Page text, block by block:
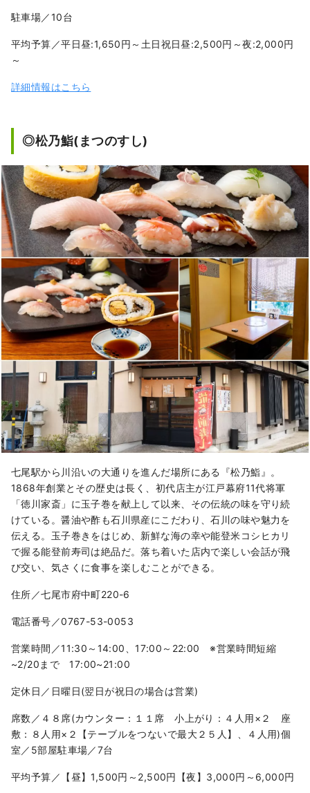
駐車場／10台
平均予算／平日昼:1,650円～土日祝日昼:2,500円～夜:2,000円
～
詳細情報はこちら
◎松乃鮨(まつのすし)
七尾駅から川沿いの大通りを進んだ場所にある『松乃鮨』。
1868年創業とその歴史は長く、初代店主が江戸幕府11代将軍
「徳川家斎」に玉子巻を献上して以来、その伝統の味を守り続
けている。醤油や酢も石川県産にこだわり、石川の味や魅力を
伝える。玉子巻きをはじめ、新鮮な海の幸や能登米コシヒカリ
で握る能登前寿司は絶品だ。落ち着いた店内で楽しい会話が飛
び交い、気さくに食事を楽しむことができる。
住所／七尾市府中町220-6
電話番号／0767-53-0053
営業時間／11:30～14:00、17:00～22:00 ※営業時間短縮
~2/20まで 17:00~21:00
定休日／日曜日(翌日が祝日の場合は営業)
席数／４８席(カウンター：１１席 小上がり：４人用×２ 座
敷：８人用×２【テーブルをつないで最大２５人】、４人用)個
室／5部屋駐車場／7台
平均予算／【昼】1,500円～2,500円【夜】3,000円～6,000円